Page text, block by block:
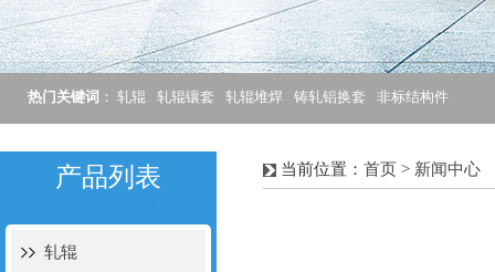
热门关键词 ： 轧辊 轧辊镶套 轧辊堆焊 铸轧铝换套 非标结构件
产品列表
轧辊
当前位置： 首页 > 新闻中心